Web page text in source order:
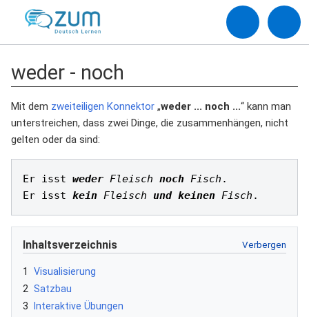
weder - noch
Mit dem zweiteiligen Konnektor „weder ... noch ...“ kann man
unterstreichen, dass zwei Dinge, die zusammenhängen, nicht
gelten oder da sind:
Er isst weder Fleisch noch Fisch .
Er isst kein Fleisch und keinen Fisch
Inhaltsverzeichnis
1
Visualisierung
2 Satzbau
3
Interaktive Übungen